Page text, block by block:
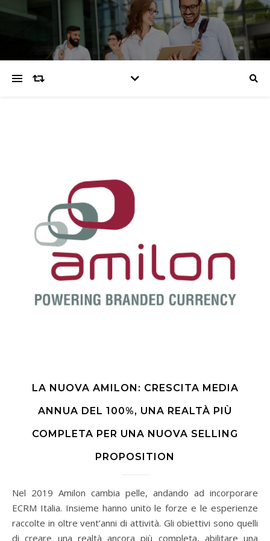
LA NUOVA AMILON: CRESCITA MEDIA
ANNUA DEL 100%, UNA REALTÀ PIÙ
COMPLETA PER UNA NUOVA SELLING
PROPOSITION
Nel 2019 Amilon cambia pelle, andando ad incorporare
ECRM Italia. Insieme hanno unito le forze e le esperienze
raccolte in oltre vent’anni di attività. Gli obiettivi sono quelli
di creare una realtà ancora più completa, abilitare una